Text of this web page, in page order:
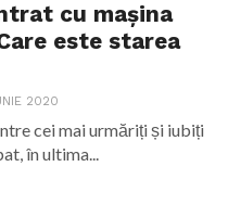
cu mașina
este starea
2020
cei mai urmăriți și iubiți
în ultima...